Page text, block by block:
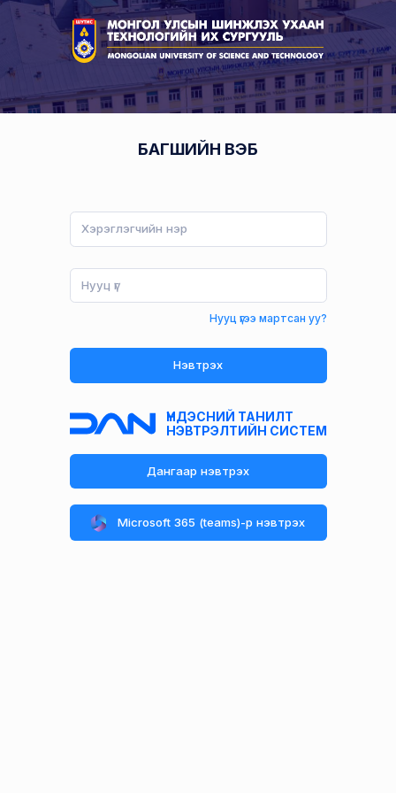
БАГШИЙН ВЭБ
Нууц үгээ мартсан уу?
Нэвтрэх
ҮНДЭСНИЙ ТАНИЛТ
НЭВТРЭЛТИЙН СИСТЕМ
Дангаар нэвтрэх
Microsoft 365 (teams)-р нэвтрэх